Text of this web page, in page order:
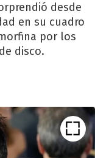
desde
en su cuadro
por los
disco.